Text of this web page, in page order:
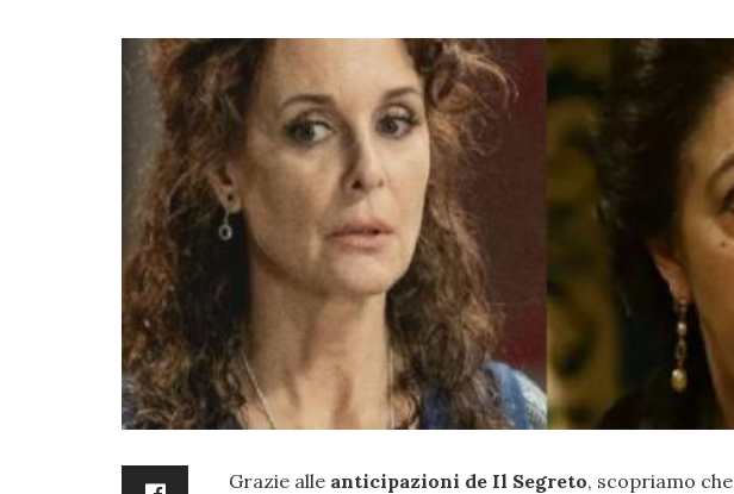
Grazie alle anticipazioni de Il Segreto, scopriamo che